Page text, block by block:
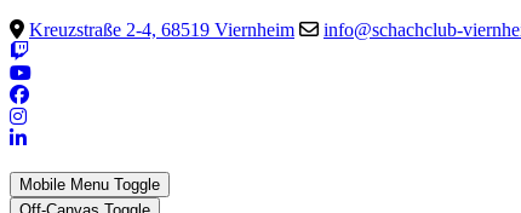
Kreuzstraße 2-4, 68519 Viernheim
info@schachclub-
Mobile Menu Toggle